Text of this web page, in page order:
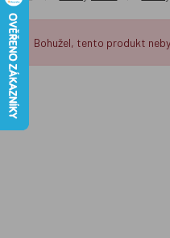
Bohužel, tento produkt